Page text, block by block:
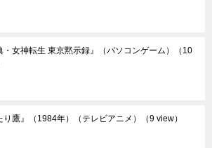
・女神転生 東京黙示録』（パソコンゲーム）
（10
り鷹』（1984年）（テレビアニメ） （9 view）